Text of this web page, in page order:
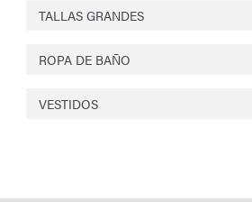
TALLAS GRANDES
ROPA DE BAÑO
VESTIDOS